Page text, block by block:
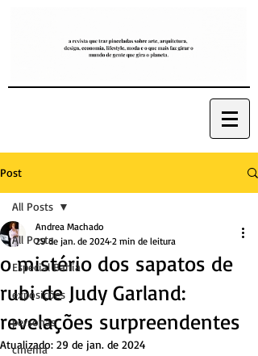
Post
All Posts
Especial Bahia
exposições
personas
cinema
All Posts
o mistério dos sapatos de
rubi de Judy Garland:
revelações surpreendentes
Andrea Machado
29 de jan. de 2024 2 min de leitura
Atualizado: 29 de jan. de 2024